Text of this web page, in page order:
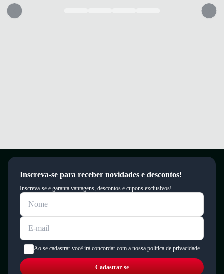
Garantia
Este produto possui uma garantia contra defeitos de fabricação válida por
Inscreva-se para receber novidades e descontos!
Inscreva-se e garanta vantagens, descontos e cupons exclusivos!
Ao se cadastrar você irá concordar com a nossa política de privacidade
Cadastrar-se